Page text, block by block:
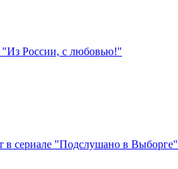
"Из России, с любовью!"
сериале "Подслушано в Выборге"